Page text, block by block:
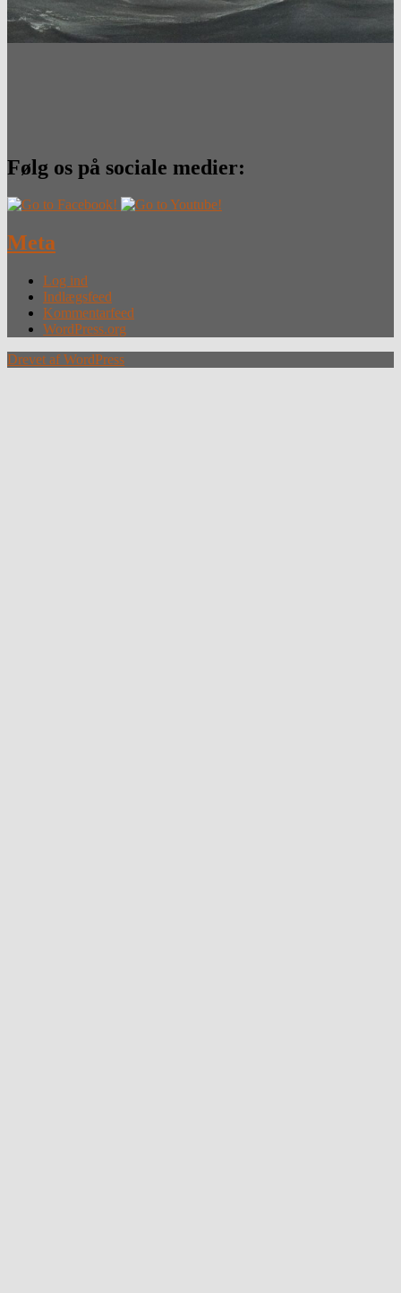
Følg os på sociale medier:
Meta
Log ind
Indlægsfeed
Kommentarfeed
WordPress.org
Drevet af WordPress